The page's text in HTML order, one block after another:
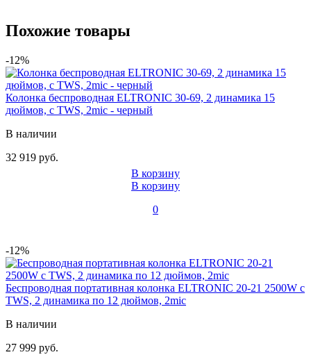
Похожие товары
-12%
Колонка беспроводная ELTRONIC 30-69, 2 динамика 15
дюймов, с TWS, 2mic - черный
В наличии
32 919 руб.
В корзину
В корзину
0
-12%
Беспроводная портативная колонка ELTRONIC 20-21 2500W с
TWS, 2 динамика по 12 дюймов, 2mic
В наличии
27 999 руб.